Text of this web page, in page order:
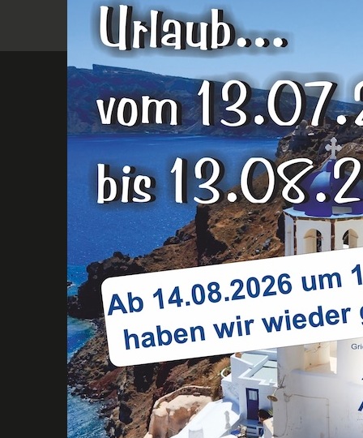
KONTAKT| ANFAHRT
ADRESSE
Restaurant Athos
Nisterbrück 68
57537 Wissen
TELEFONNUMMER
02742 966 565